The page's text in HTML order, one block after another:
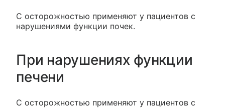
С осторожностью применяют у пациентов с
нарушениями функции почек.
При нарушениях функции
печени
С осторожностью применяют у пациентов с